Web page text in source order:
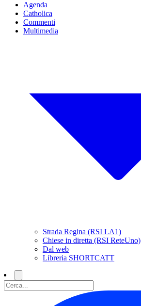
Agenda
Catholica
Commenti
Multimedia
Strada Regina (RSI LA1)
Chiese in diretta (RSI ReteUno)
Dal web
Libreria SHORTCATT